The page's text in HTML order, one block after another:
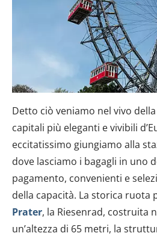
Detto ciò veniamo nel vivo
capitali più eleganti e vivibili
eccitatissimo giungiamo alla
dove lasciamo i bagagli in uno
pagamento, convenienti e
della capacità. La storica ruota
Prater, la Riesenrad, costruita
un’altezza di 65 metri, la